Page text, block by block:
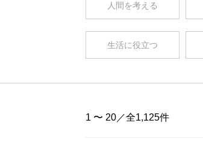
人間を考える
生活に役立つ
1 〜 20／全1,125件